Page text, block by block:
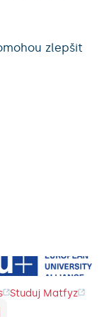
zlepšit
Studuj Matfyz